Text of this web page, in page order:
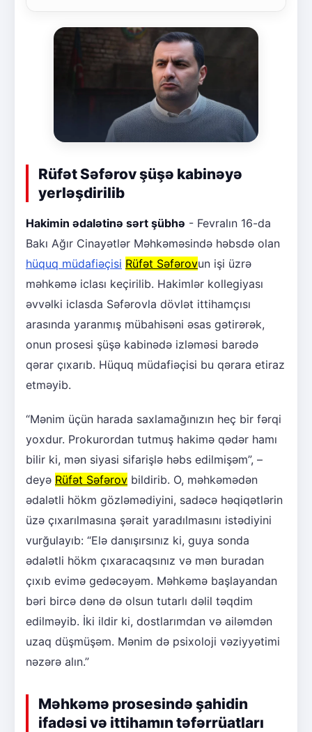
Rüfət Səfərov şüşə kabinəyə
yerləşdirilib
Hakimin ədalətinə sərt şübhə - Fevralın 16-da
Bakı Ağır Cinayətlər Məhkəməsində həbsdə olan
hüquq müdafiəçisi Rüfət Səfərovun işi üzrə
məhkəmə iclası keçirilib. Hakimlər kollegiyası
əvvəlki iclasda Səfərovla dövlət ittihamçısı
arasında yaranmış mübahisəni əsas gətirərək,
onun prosesi şüşə kabinədə izləməsi barədə
qərar çıxarıb. Hüquq müdafiəçisi bu qərara etiraz
etməyib.
“Mənim üçün harada saxlamağınızın heç bir fərqi
yoxdur. Prokurordan tutmuş hakimə qədər hamı
bilir ki, mən siyasi sifarişlə həbs edilmişəm”, –
deyə Rüfət Səfərov bildirib. O, məhkəmədən
ədalətli hökm gözləmədiyini, sadəcə həqiqətlərin
üzə çıxarılmasına şərait yaradılmasını istədiyini
vurğulayıb: “Elə danışırsınız ki, guya sonda
ədalətli hökm çıxaracaqsınız və mən buradan
çıxıb evimə gedəcəyəm. Məhkəmə başlayandan
bəri bircə dənə də olsun tutarlı dəlil təqdim
edilməyib. İki ildir ki, dostlarımdan və ailəmdən
uzaq düşmüşəm. Mənim də psixoloji vəziyyətimi
nəzərə alın.”
Məhkəmə prosesində şahidin
ifadəsi və ittihamın təfərrüatları